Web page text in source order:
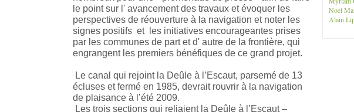
le point sur l' avancement des travaux et évoquer les
perspectives de réouverture à la navigation et noter les
signes positifs et les initiatives encourageantes prises
par les communes de part et d' autre de la frontière, qui
engrangent les premiers bénéfiques de ce grand projet.
Le canal qui rejoint la Deûle à l’Escaut, parsemé de 13
écluses et fermé en 1985, devrait rouvrir à la navigation
de plaisance à l’été 2009.
Les trois sections qui reliaient la Deûle à l’Escaut –
Noel
Alain